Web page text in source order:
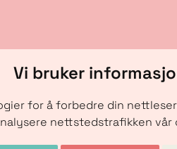
Vi bruker
for å forbedre din
nettstedstrafikken